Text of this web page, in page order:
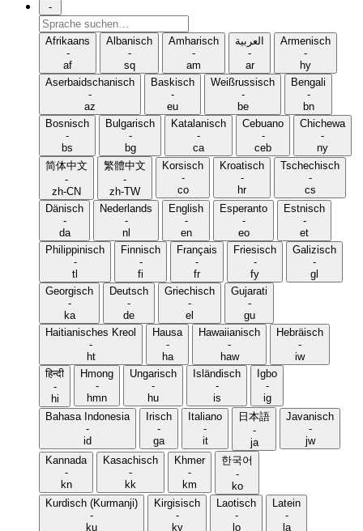
-
Sprache
suchen
Afrikaans
-
af
Albanisch
-
sq
Amharisch
-
am
العربية
-
ar
Armenisch
-
hy
Aserbaidschanisch
-
az
Baskisch
-
eu
Weißrussisch
-
be
Bengali
-
bn
Bosnisch
-
bs
Bulgarisch
-
bg
Katalanisch
-
ca
Cebuano
-
ceb
Chichewa
-
ny
简体中文
-
zh-CN
繁體中文
-
zh-TW
Korsisch
-
co
Kroatisch
-
hr
Tschechisch
-
cs
Dänisch
-
da
Nederlands
-
nl
English
-
en
Esperanto
-
eo
Estnisch
-
et
Philippinisch
-
tl
Finnisch
-
fi
Français
-
fr
Friesisch
-
fy
Galizisch
-
gl
Georgisch
-
ka
Deutsch
-
de
Griechisch
-
el
Gujarati
-
gu
Haitianisches Kreol
-
ht
Hausa
-
ha
Hawaiianisch
-
haw
Hebräisch
-
iw
हिन्दी
-
hi
Hmong
-
hmn
Ungarisch
-
hu
Isländisch
-
is
Igbo
-
ig
Bahasa Indonesia
-
id
Irisch
-
ga
Italiano
-
it
日本語
-
ja
Javanisch
-
jw
Kannada
-
kn
Kasachisch
-
kk
Khmer
-
km
한국어
-
ko
Kurdisch (Kurmanji)
-
ku
Kirgisisch
-
ky
Laotisch
-
lo
Latein
-
la